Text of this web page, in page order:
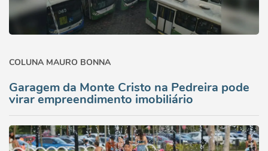
COLUNA MAURO BONNA
Garagem da Monte Cristo na Pedreira pode
virar empreendimento imobiliário